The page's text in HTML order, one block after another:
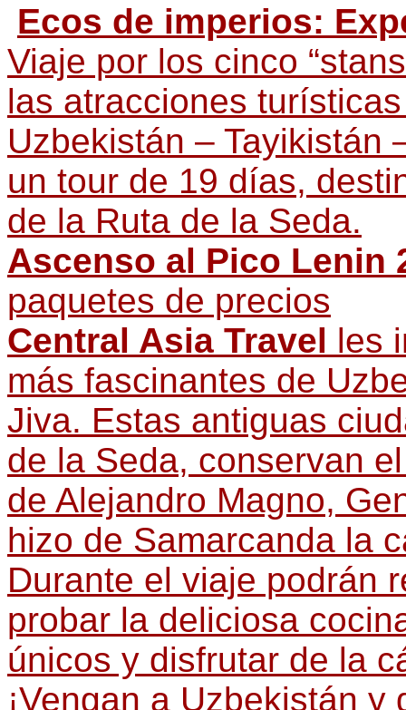
Ecos de imperios:
Viaje por los cinco
las atracciones
Uzbekistán – Tayikistán
un tour de 19 días,
de la Ruta de la Seda.
Ascenso al Pico Lenin
paquetes de precios
Central Asia Travel les
más fascinantes de
Jiva. Estas antiguas
de la Seda, conservan
de Alejandro Magno,
hizo de Samarcanda la
Durante el viaje podrán
probar la deliciosa
únicos y disfrutar de la
¡Vengan a Uzbekistán